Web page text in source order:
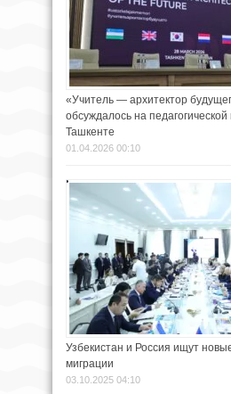
«Учитель — архитектор
обсуждалось на
Ташкенте
01.04.2026 00:10
Узбекистан и Россия ищут
миграции
03.10.2025 04:10